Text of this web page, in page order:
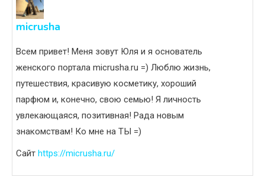
micrusha
Всем привет! Меня зовут Юля и я основатель
женского портала micrusha.ru =) Люблю жизнь,
путешествия, красивую косметику, хороший
парфюм и, конечно, свою семью! Я личность
увлекающаяся, позитивная! Рада новым
знакомствам! Ко мне на ТЫ =)
Сайт https://micrusha.ru/